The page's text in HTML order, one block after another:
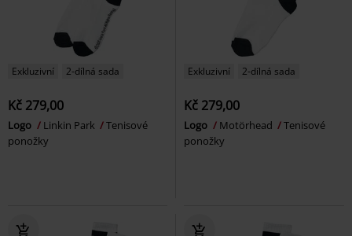
Exkluzivní 2-dílná sada
Kč 279,00
Logo Linkin Park
Tenisové
ponožky
Exkluzivní 2-dílná sada
Kč 279,00
Logo Motörhead
Tenisové
ponožky